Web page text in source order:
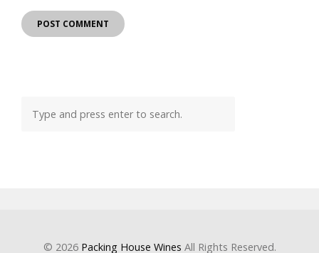
© 2026 Packing House Wines All Rights Reserved.